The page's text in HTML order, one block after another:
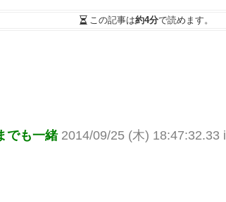
この記事は約4分で読めます。
でも一緒 2014/09/25 (木) 18:47:32.33 i